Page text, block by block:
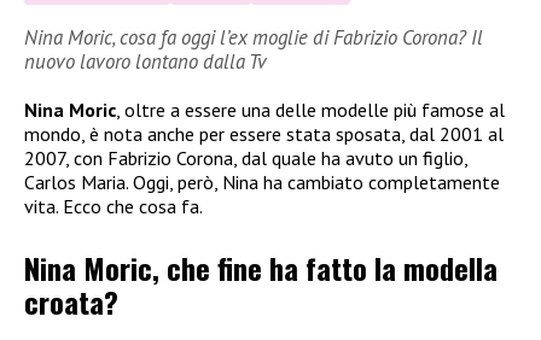
Nina Moric, cosa fa oggi l’ex moglie di Fabrizio Corona? Il
nuovo lavoro lontano dalla Tv
Nina Moric, oltre a essere una delle modelle più famose al
mondo, è nota anche per essere stata sposata, dal 2001 al
2007, con Fabrizio Corona, dal quale ha avuto un figlio,
Carlos Maria. Oggi, però, Nina ha cambiato completamente
vita. Ecco che cosa fa.
Nina Moric, che fine ha fatto la modella
croata?